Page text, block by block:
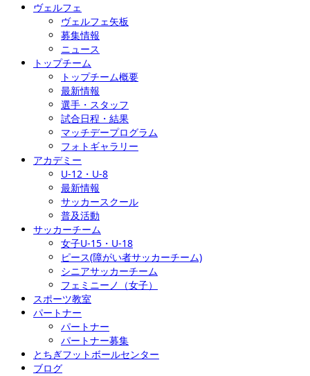
ヴェルフェ
ヴェルフェ矢板
募集情報
ニュース
トップチーム
トップチーム概要
最新情報
選手・スタッフ
試合日程・結果
マッチデープログラム
フォトギャラリー
アカデミー
U-12・U-8
最新情報
サッカースクール
普及活動
サッカーチーム
女子U-15・U-18
ピース(障がい者サッカーチーム)
シニアサッカーチーム
フェミニーノ（女子）
スポーツ教室
パートナー
パートナー
パートナー募集
とちぎフットボールセンター
ブログ